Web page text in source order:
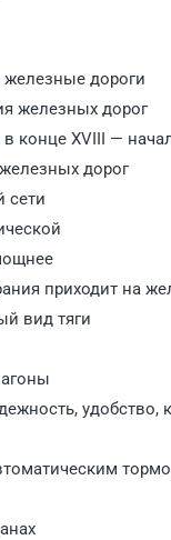
железные дороги
железных дорог
конце XVIII —
дорог
сети
приходит на
вид тяги
удобство,